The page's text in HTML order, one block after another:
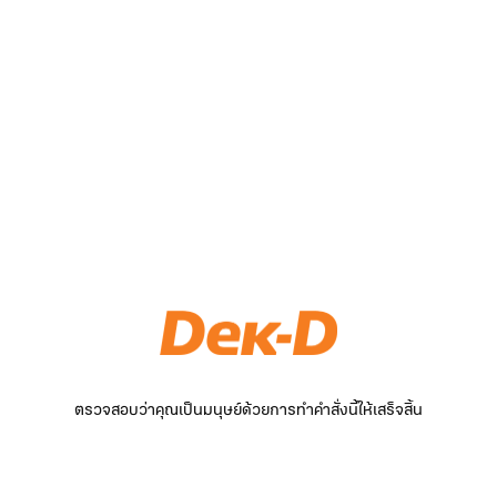
ตรวจสอบว่าคุณเป็นมนุษย์ด้วยการทำคำสั่งนี้ให้เสร็จสิ้น